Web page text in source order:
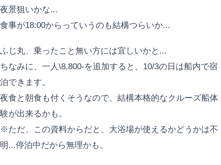
夜景狙いかな...
食事が18:00からっていうのも結構つらいか...
ふじ丸、乗ったこと無い方には宜しいかと...
ちなみに、一人\8,800-を追加すると、10/3の日は船内で宿
泊できます。
夜食と朝食も付くそうなので、結構本格的なクルーズ船体
験が出来るかも。
※ただ、この資料からだと、大浴場が使えるかどうかは不
明...停泊中だから無理かも。